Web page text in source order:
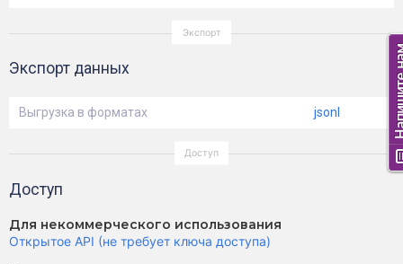
Экспорт данных
Выгрузка в форматах jsonl
Доступ
Для некоммерческого использования
Открытое API (не требует ключа доступа)